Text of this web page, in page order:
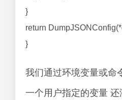
}
return
}
我们通过环境变量或命
一个用户指定的变量